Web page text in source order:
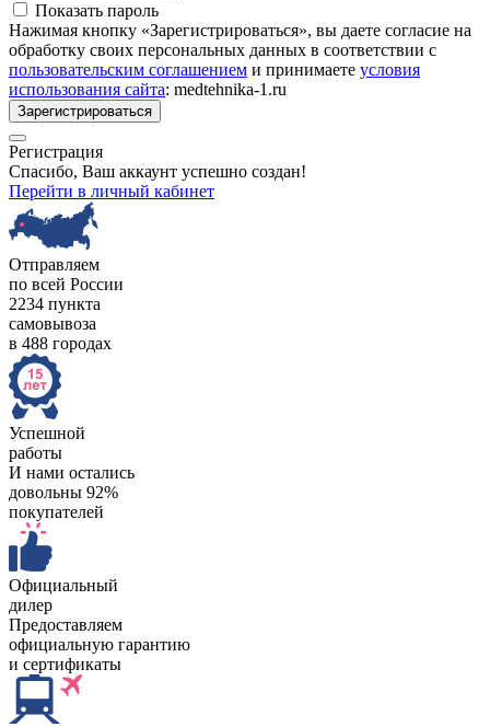
Показать пароль
Нажимая кнопку «Зарегистрироваться», вы даете согласие на
обработку своих персональных данных в соответствии с
пользовательским соглашением и принимаете условия
использования сайта: medtehnika-1.ru
Зарегистрироваться
Регистрация
Спасибо, Ваш аккаунт успешно создан!
Перейти в личный кабинет
Отправляем
по всей России
2234 пункта
самовывоза
в 488 городах
Успешной
работы
И нами остались
довольны 92%
покупателей
Официальный
дилер
Предоставляем
официальную гарантию
и сертификаты